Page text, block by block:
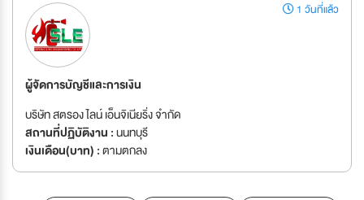
1 วันที่แล้ว
ผู้จัดการบัญชีและการเงิน
บริษัท สตรอง ไลน์ เอ็นจิเนียริ่ง จำกัด
สถานที่ปฏิบัติงาน :นนทบุรี
เงินเดือน(บาท) :ตามตกลง